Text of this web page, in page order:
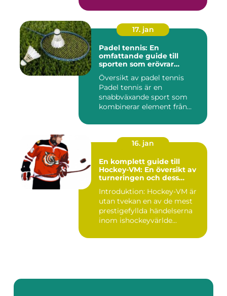
17. jan
Padel tennis: En
omfattande guide till
sporten som erövrar
världen
Översikt av padel tennis
Padel tennis är en
snabbväxande sport som
kombinerar element från
16. jan
En komplett guide till
Hockey-VM: En översikt av
turneringen och dess
Introduktion: Hockey-VM är
utan tvekan en av de mest
prestigefyllda händelserna
inom ishockeyvärlde...